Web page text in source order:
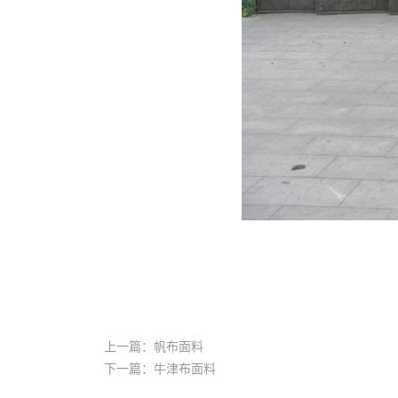
上一篇：帆布面料
下一篇：牛津布面料